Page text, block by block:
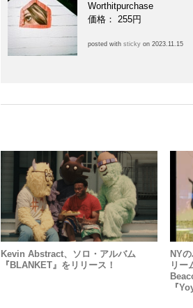
Worthitpurchase
価格： 255円
posted withsticky on 2023.11.15
Kevin Abstract、ソロ・アルバム
『BLANKET』をリリース！
NY
リー
『